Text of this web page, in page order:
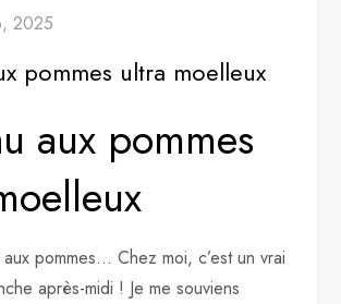
2025
pommes ultra moelleux
aux pommes
pommes… Chez moi, c’est un vrai
après-midi ! Je me souviens